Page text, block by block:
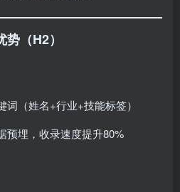
（H2）
词（姓名+行业+技能标签）
预埋，收录速度提升80%